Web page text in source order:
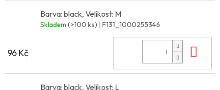
Barva: black, Velikost: M
Skladem (>100 ks) | F131_1000255346
96 Kč
Barva: black, Velikost: L